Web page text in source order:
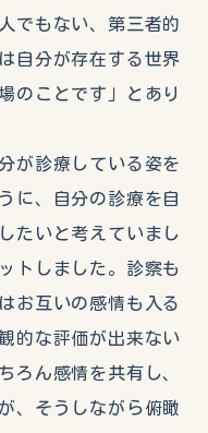
でもない、第三者的
自分が存在する世界
のことです」とあり
が診療している姿を
に、自分の診療を自
たいと考えていまし
トしました。診察も
お互いの感情も入る
的な評価が出来ない
ろん感情を共有し、
、そうしながら俯瞰